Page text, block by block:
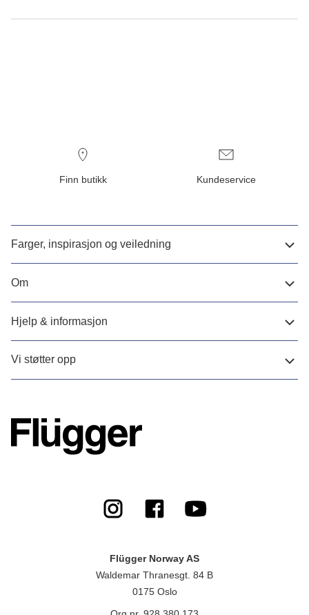
Finn butikk Kundeservice
Farger, inspirasjon og veiledning
Om
Hjelp & informasjon
Vi støtter opp
Flügger Norway AS
Waldemar Thranesgt. 84 B
0175 Oslo